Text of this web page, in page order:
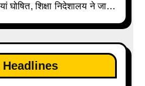
suchi | UP
School Holidays
शिक्षा निदेशालय ने जारी
Headlines